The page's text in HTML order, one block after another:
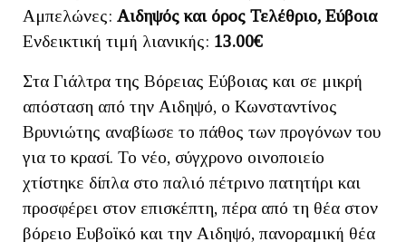
Αμπελώνες: Αιδηψός και όρος Τελέθριο, Εύβοια
Ενδεικτική τιμή λιανικής: 13.00€
Στα Γιάλτρα της Βόρειας Εύβοιας και σε μικρή
απόσταση από την Αιδηψό, ο Κωνσταντίνος
Βρυνιώτης αναβίωσε το πάθος των προγόνων του
για το κρασί. Το νέο, σύγχρονο οινοποιείο
χτίστηκε δίπλα στο παλιό πέτρινο πατητήρι και
προσφέρει στον επισκέπτη, πέρα από τη θέα στον
βόρειο Ευβοϊκό και την Αιδηψό, πανοραμική θέα